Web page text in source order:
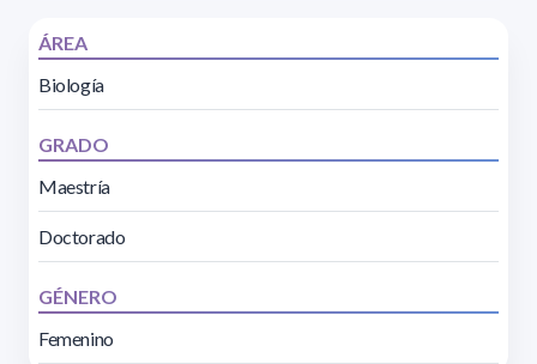
ÁREA
Biología
GRADO
Maestría
Doctorado
GÉNERO
Femenino